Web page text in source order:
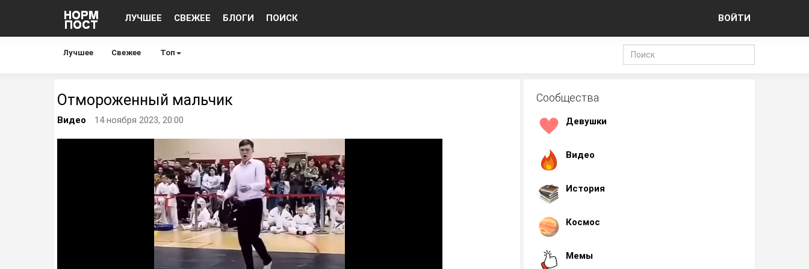
ЛУЧШЕЕ СВЕЖЕЕ БЛОГИ ПОИСК ВОЙТИ
Лучшее Свежее Топ
Отмороженный мальчик
Видео 14 ноября 2023, 20:00
Сообщества
Девушки
Видео
История
Космос
Мемы